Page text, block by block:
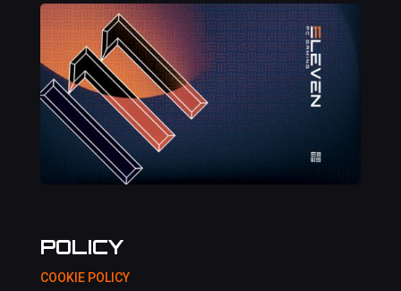
POLICY
COOKIE POLICY